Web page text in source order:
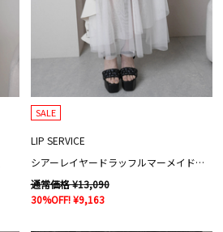
SALE
LIP SERVICE
シアーレイヤードラッフルマーメイドスカート
通常価格 ¥13,090
30%OFF! ¥9,163